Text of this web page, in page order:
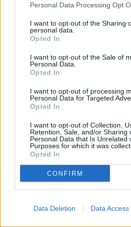
Personal Data Processing Opt
I want to opt-out of the Sharing
personal data.
Opted In
I want to opt-out of the Sale of
Personal Data.
Opted In
I want to opt-out of processing
Personal Data for Targeted
Opted In
I want to opt-out of Collection,
Retention, Sale, and/or Sharing
Personal Data that Is Unrelated
Purposes for which it was
Opted In
CONFIRM
Data Deletion Data Access
Lo más leído
Muchachito
Bombo Infierno
y el festival La
Tiñosa & Más
música Puerto
fin de semana
varones por